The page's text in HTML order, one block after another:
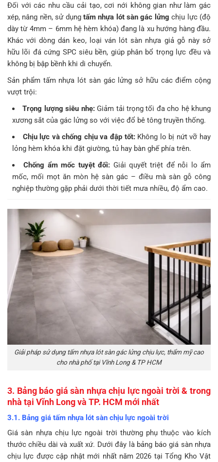
Đối với các nhu cầu cải tạo, cơi nới không gian như làm gác
xép, nâng nền, sử dụng tấm nhựa lót sàn gác lửng chịu lực (độ
dày từ 4mm – 6mm hệ hèm khóa) đang là xu hướng hàng đầu.
Khác với dòng dán keo, loại ván lót sàn nhựa giả gỗ này sở
hữu lõi đá cứng SPC siêu bền, giúp phân bổ trọng lực đều và
không bị bập bềnh khi di chuyển.
Sản phẩm tấm nhựa lót sàn gác lửng sở hữu các điểm cộng
vượt trội:
Trọng lượng siêu nhẹ:Giảm tải trọng tối đa cho hệ khung
xương sắt của gác lửng so với việc đổ bê tông truyền thống.
Chịu lực và chống chịu va đập tốt:Không lo bị nứt vỡ hay
lỏng hèm khóa khi đặt giường, tủ hay bàn ghế phía trên.
Chống ẩm mốc tuyệt đối: Giải quyết triệt để nỗi lo ẩm
mốc, mối mọt ăn mòn hệ sàn gác – điều mà sàn gỗ công
nghiệp thường gặp phải dưới thời tiết mưa nhiều, độ ẩm cao.
Giải pháp sử dụng tấm nhựa lót sàn gác lửng chịu lực, thẩm mỹ cao
cho nhà phố tại Vĩnh Long & TP HCM
3. Bảng báo giá sàn nhựa chịu lực ngoài trời & trong
nhà tại Vĩnh Long và TP. HCM mới nhất
3.1. Bảng giá tấm nhựa lót sàn chịu lực ngoài trời
Giá sàn nhựa chịu lực ngoài trời thường phụ thuộc vào kích
thước chiều dài và xuất xứ. Dưới đây là bảng báo giá sàn nhựa
chịu lực được cập nhật mới nhất năm 2026 tại Tổng Kho Vật